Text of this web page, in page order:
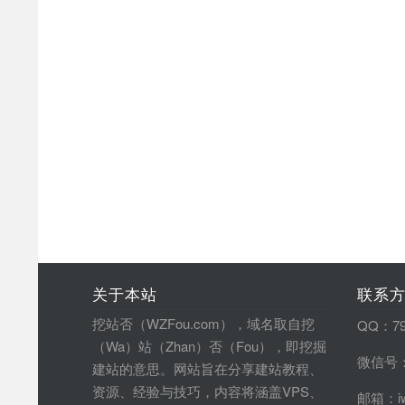
关于本站
挖站否（WZFou.com），域名取自挖
（Wa）站（Zhan）否（Fou），即挖掘
建站的意思。网站旨在分享建站教程、
资源、经验与技巧，内容将涵盖VPS、
联系
QQ：
微信号
邮箱：